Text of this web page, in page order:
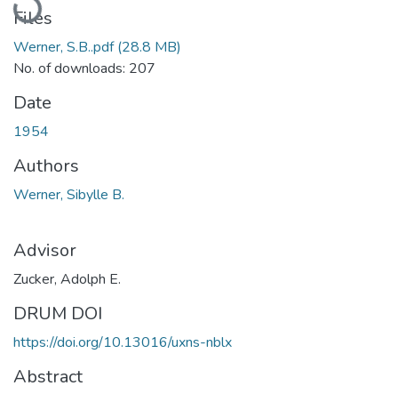
Files
Werner, S.B..pdf(28.8 MB)
No. of downloads: 207
Date
1954
Authors
Werner, Sibylle B.
Advisor
Zucker, Adolph E.
DRUM DOI
https://doi.org/10.13016/uxns-nblx
Abstract